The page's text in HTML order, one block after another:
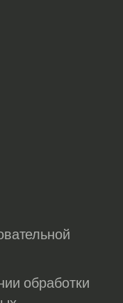
обработки